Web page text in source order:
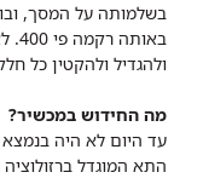
בשלמותה על המסך,
ולהגדיל ולהקטין כל
מה החידוש במכשיר?
עד היום לא היה
התא המוגדל